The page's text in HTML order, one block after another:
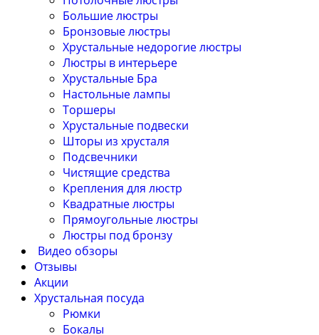
Большие люстры
Бронзовые люстры
Хрустальные недорогие люстры
Люстры в интерьере
Хрустальные Бра
Настольные лампы
Торшеры
Хрустальные подвески
Шторы из хрусталя
Подсвечники
Чистящие средства
Крепления для люстр
Квадратные люстры
Прямоугольные люстры
Люстры под бронзу
Видео обзоры
Отзывы
Акции
Хрустальная посуда
Рюмки
Бокалы